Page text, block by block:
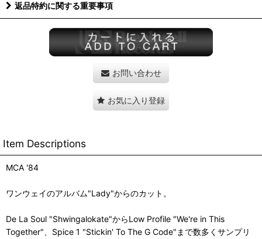
返品特約に関する重要事項
お問い合わせ
お気に入り登録
Item Descriptions
MCA '84
ワンウェイのアルバム"Lady"からのカット。
De La Soul "Shwingalokate"からLow Profile "We're in This
Together"、Spice 1 "Stickin' To The G Code"まで数多くサンプリ